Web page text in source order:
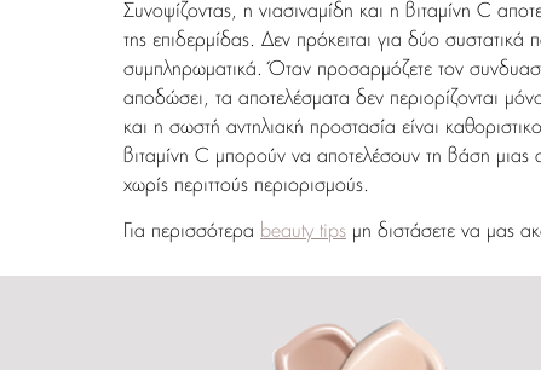
Συνοψίζοντας, η νιασιναμίδη και η βιταμίνη C
της επιδερμίδας. Δεν πρόκειται για δύο
συμπληρωματικά. Όταν προσαρμόζετε τον
αποδώσει, τα αποτελέσματα δεν περιορίζονται
και η σωστή αντηλιακή προστασία είναι
βιταμίνη C μπορούν να αποτελέσουν τη βάση μιας
χωρίς περιττούς περιορισμούς.
Για περισσότερα beauty tips μη διστάσετε να μας